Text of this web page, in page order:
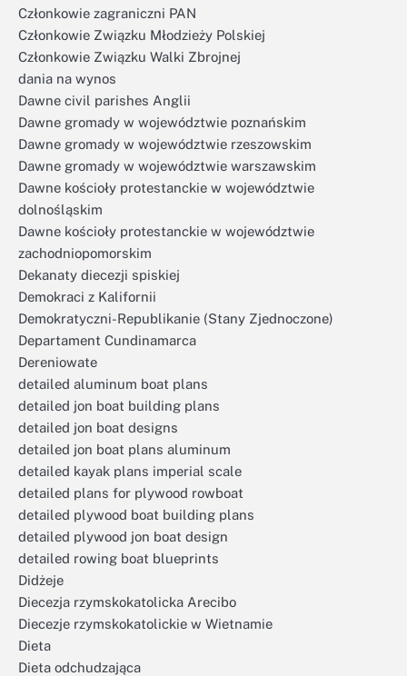
Członkowie zagraniczni PAN
Członkowie Związku Młodzieży Polskiej
Członkowie Związku Walki Zbrojnej
dania na wynos
Dawne civil parishes Anglii
Dawne gromady w województwie poznańskim
Dawne gromady w województwie rzeszowskim
Dawne gromady w województwie warszawskim
Dawne kościoły protestanckie w województwie
dolnośląskim
Dawne kościoły protestanckie w województwie
zachodniopomorskim
Dekanaty diecezji spiskiej
Demokraci z Kalifornii
Demokratyczni-Republikanie (Stany Zjednoczone)
Departament Cundinamarca
Dereniowate
detailed aluminum boat plans
detailed jon boat building plans
detailed jon boat designs
detailed jon boat plans aluminum
detailed kayak plans imperial scale
detailed plans for plywood rowboat
detailed plywood boat building plans
detailed plywood jon boat design
detailed rowing boat blueprints
Didżeje
Diecezja rzymskokatolicka Arecibo
Diecezje rzymskokatolickie w Wietnamie
Dieta
Dieta odchudzająca